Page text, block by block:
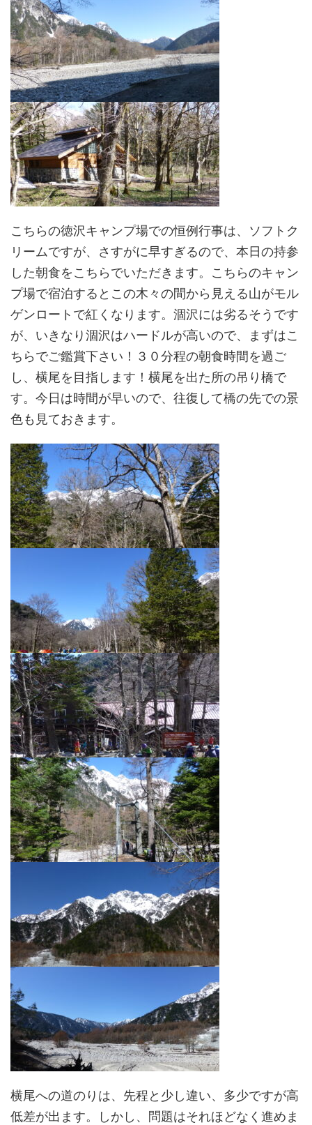
こちらの徳沢キャンプ場での恒例行事は、ソフトク
リームですが、さすがに早すぎるので、本日の持参
した朝食をこちらでいただきます。こちらのキャン
プ場で宿泊するとこの木々の間から見える山がモル
ゲンロートで紅くなります。涸沢には劣るそうです
が、いきなり涸沢はハードルが高いので、まずはこ
ちらでご鑑賞下さい！３０分程の朝食時間を過ご
し、横尾を目指します！横尾を出た所の吊り橋で
す。今日は時間が早いので、往復して橋の先での景
色も見ておきます。
横尾への道のりは、先程と少し違い、多少ですが高
低差が出ます。しかし、問題はそれほどなく進めま